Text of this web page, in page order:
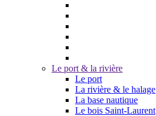
Le port & la rivière
Le port
La rivière & le halage
La base nautique
Le bois Saint-Laurent